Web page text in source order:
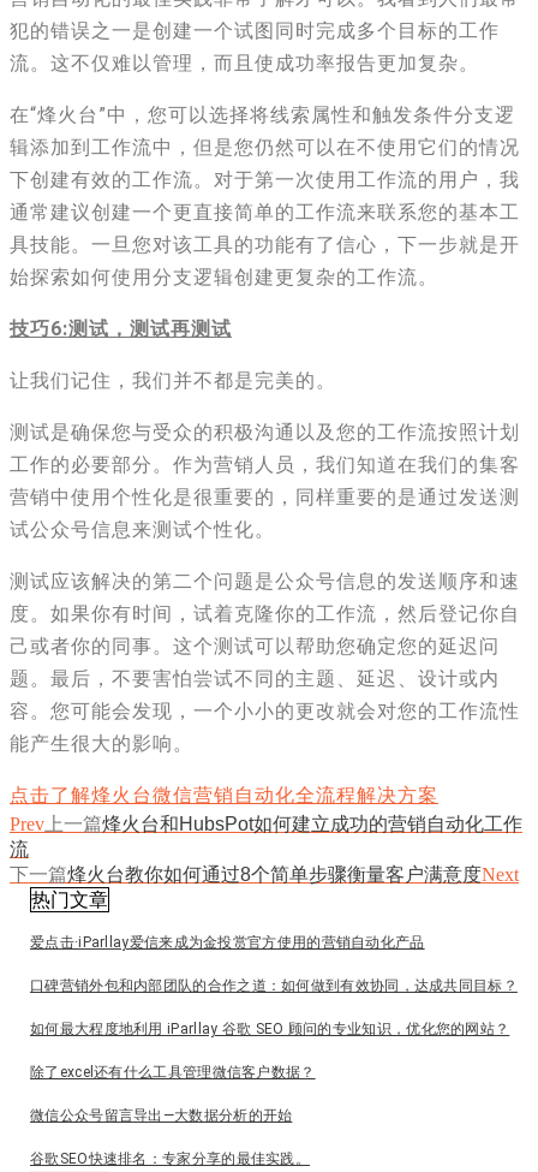
犯的错误之一是创建一个试图同时完成多个目标的工作
流。这不仅难以管理，而且使成功率报告更加复杂。
在“烽火台”中，您可以选择将线索属性和触发条件分支逻
辑添加到工作流中，但是您仍然可以在不使用它们的情况
下创建有效的工作流。对于第一次使用工作流的用户，我
通常建议创建一个更直接简单的工作流来联系您的基本工
具技能。一旦您对该工具的功能有了信心，下一步就是开
始探索如何使用分支逻辑创建更复杂的工作流。
技巧6:测试，测试再测试
让我们记住，我们并不都是完美的。
测试是确保您与受众的积极沟通以及您的工作流按照计划
工作的必要部分。作为营销人员，我们知道在我们的集客
营销中使用个性化是很重要的，同样重要的是通过发送测
试公众号信息来测试个性化。
测试应该解决的第二个问题是公众号信息的发送顺序和速
度。如果你有时间，试着克隆你的工作流，然后登记你自
己或者你的同事。这个测试可以帮助您确定您的延迟问
题。最后，不要害怕尝试不同的主题、延迟、设计或内
容。您可能会发现，一个小小的更改就会对您的工作流性
能产生很大的影响。
点击了解烽火台微信营销自动化全流程解决方案
Prev 上一篇烽火台和HubsPot如何建立成功的营销自动化工作
流
下一篇烽火台教你如何通过8个简单步骤衡量客户满意度Next
热门文章
爱点击·iParllay爱信来成为金投赏官方使用的营销自动化产品
口碑营销外包和内部团队的合作之道：如何做到有效协同，达成共同目标？
如何最大程度地利用 iParllay 谷歌 SEO 顾问的专业知识，优化您的网站？
除了excel还有什么工具管理微信客户数据？
微信公众号留言导出—大数据分析的开始
谷歌SEO快速排名：专家分享的最佳实践。